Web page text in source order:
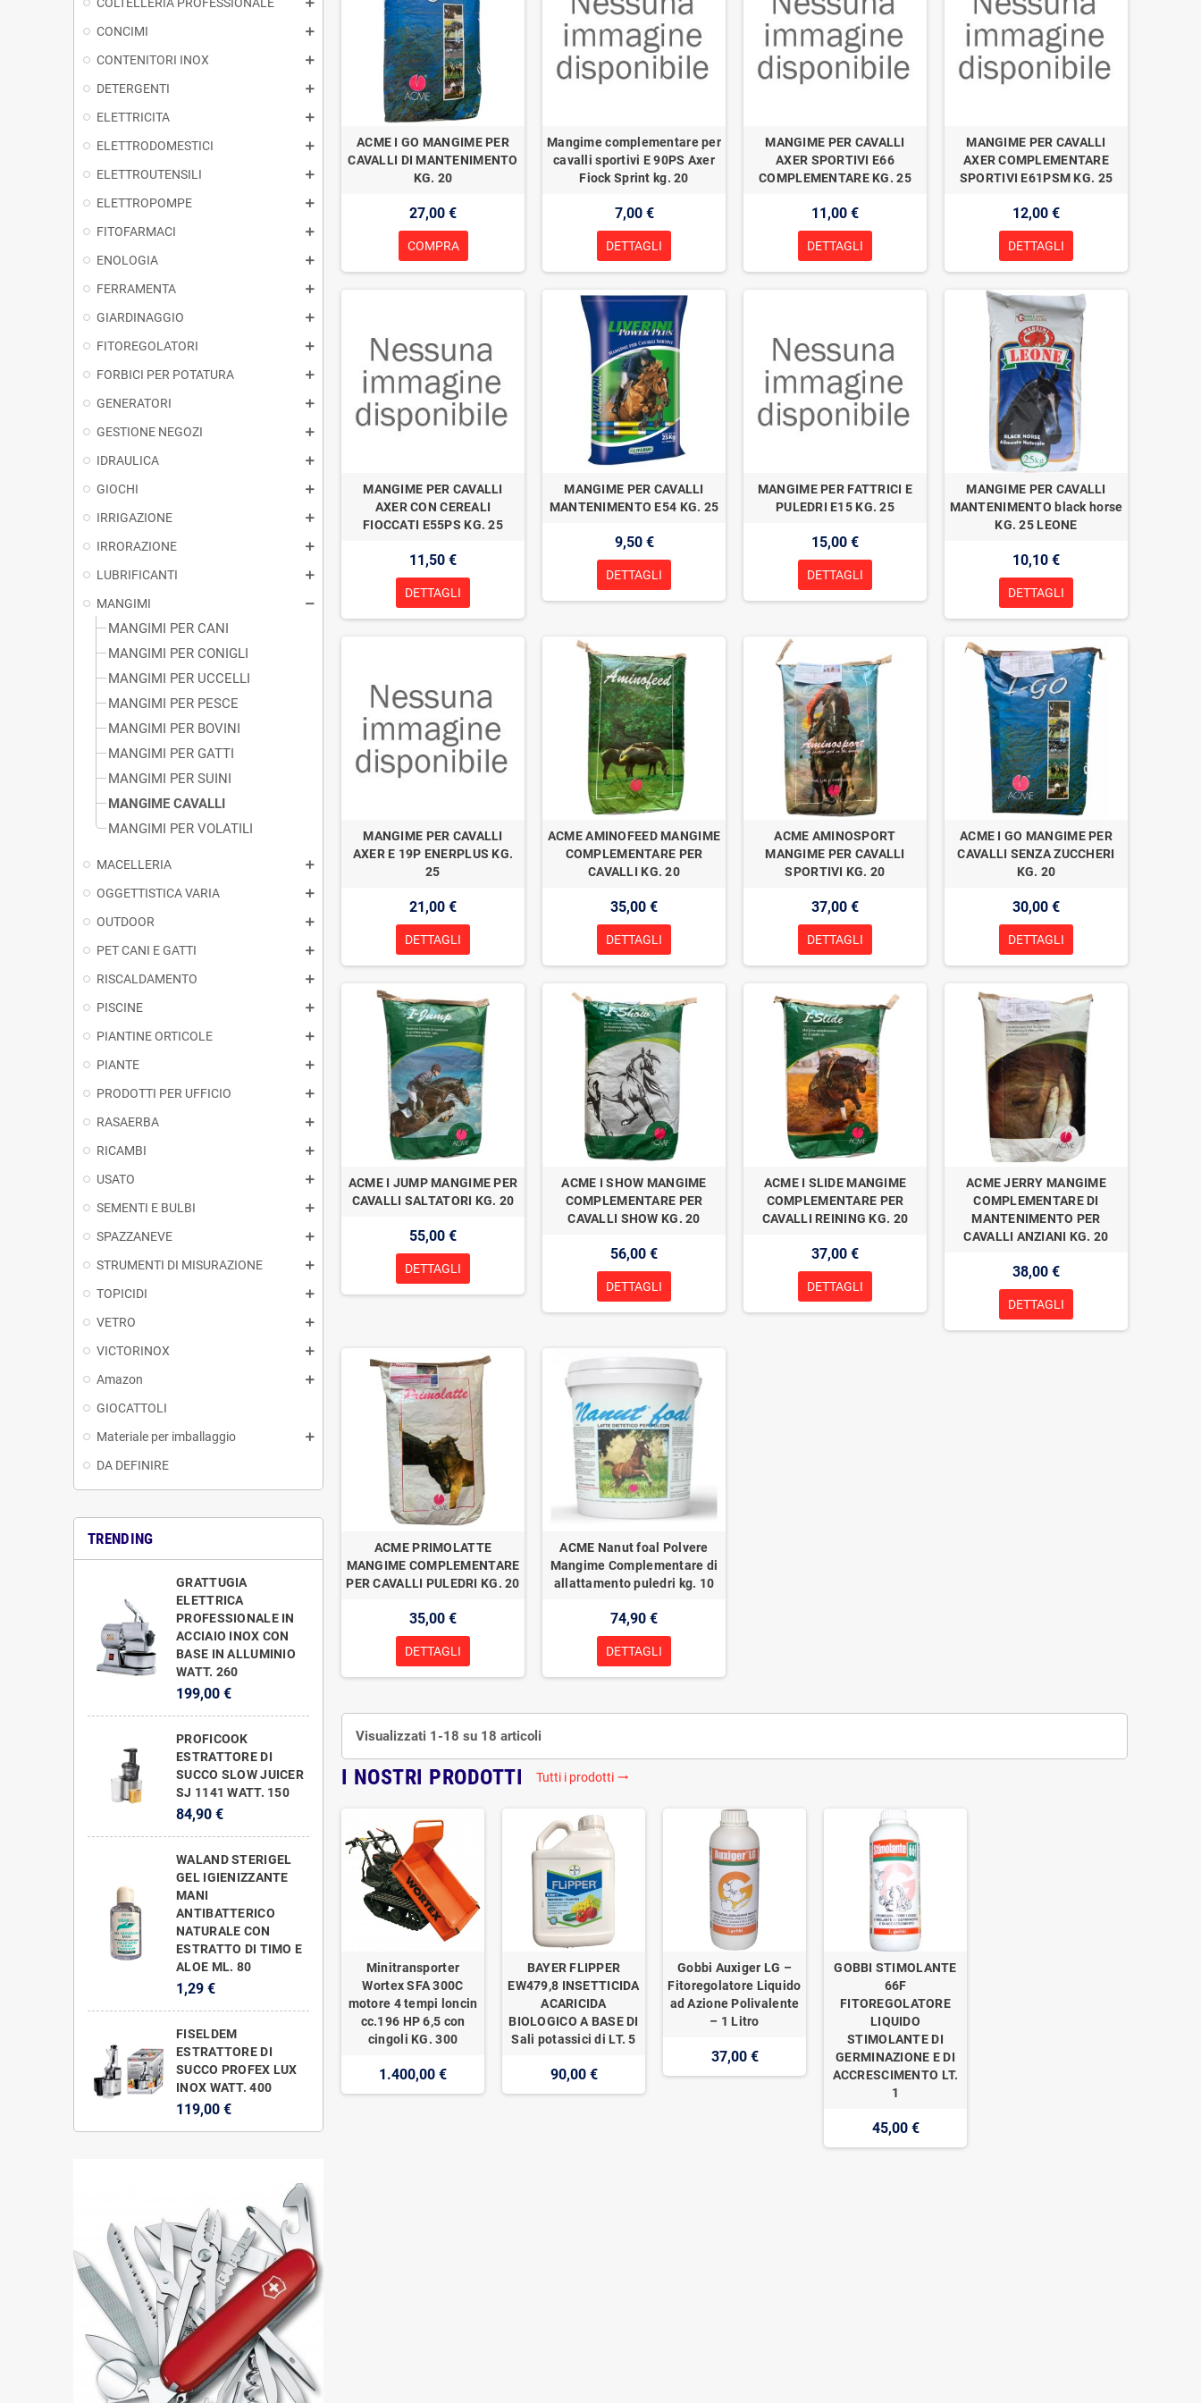
CONCIMI
CONTENITORI INOX
DETERGENTI
ELETTRICITA
ELETTRODOMESTICI
ELETTROUTENSILI
ELETTROPOMPE
FITOFARMACI
ENOLOGIA
FERRAMENTA
GIARDINAGGIO
FITOREGOLATORI
FORBICI PER POTATURA
GENERATORI
GESTIONE NEGOZI
IDRAULICA
GIOCHI
IRRIGAZIONE
IRRORAZIONE
LUBRIFICANTI
MANGIMI
MANGIMI PER CANI
MANGIMI PER CONIGLI
MANGIMI PER UCCELLI
MANGIMI PER PESCE
MANGIMI PER BOVINI
MANGIMI PER GATTI
MANGIMI PER SUINI
MANGIME CAVALLI
MANGIMI PER VOLATILI
MACELLERIA
OGGETTISTICA VARIA
OUTDOOR
PET CANI E GATTI
RISCALDAMENTO
PISCINE
PIANTINE ORTICOLE
PIANTE
PRODOTTI PER UFFICIO
RASAERBA
RICAMBI
USATO
SEMENTI E BULBI
SPAZZANEVE
STRUMENTI DI MISURAZIONE
TOPICIDI
VETRO
VICTORINOX
Amazon
GIOCATTOLI
Materiale per imballaggio
DA DEFINIRE
TRENDING
GRATTUGIA
ELETTRICA
PROFESSIONALE IN
ACCIAIO INOX CON
BASE IN ALLUMINIO
WATT. 260
199,00 €
PROFICOOK
ESTRATTORE DI
SUCCO SLOW JUICER
SJ 1141 WATT. 150
84,90 €
WALAND STERIGEL
GEL IGIENIZZANTE
MANI
ANTIBATTERICO
NATURALE CON
ESTRATTO DI TIMO E
ALOE ML. 80
1,29 €
FISELDEM
ESTRATTORE DI
SUCCO PROFEX LUX
INOX WATT. 400
119,00 €
ACME I GO MANGIME PER
CAVALLI DI MANTENIMENTO
KG. 20
27,00 €
COMPRA
Mangime complementare per
cavalli sportivi E 90PS Axer
Fiock Sprint kg. 20
7,00 €
DETTAGLI
MANGIME PER CAVALLI
AXER SPORTIVI E66
COMPLEMENTARE KG. 25
11,00 €
DETTAGLI
MANGIME PER CAVALLI
AXER COMPLEMENTARE
SPORTIVI E61PSM KG. 25
12,00 €
DETTAGLI
MANGIME PER CAVALLI
AXER CON CEREALI
FIOCCATI E55PS KG. 25
11,50 €
DETTAGLI
MANGIME PER CAVALLI
MANTENIMENTO E54 KG. 25
9,50 €
DETTAGLI
MANGIME PER FATTRICI E
PULEDRI E15 KG. 25
15,00 €
DETTAGLI
MANGIME PER CAVALLI
MANTENIMENTO black horse
KG. 25 LEONE
10,10 €
DETTAGLI
MANGIME PER CAVALLI
AXER E 19P ENERPLUS KG.
25
21,00 €
DETTAGLI
ACME AMINOFEED MANGIME
COMPLEMENTARE PER
CAVALLI KG. 20
35,00 €
DETTAGLI
ACME AMINOSPORT
MANGIME PER CAVALLI
SPORTIVI KG. 20
37,00 €
DETTAGLI
ACME I GO MANGIME PER
CAVALLI SENZA ZUCCHERI
KG. 20
30,00 €
DETTAGLI
ACME I JUMP MANGIME PER
CAVALLI SALTATORI KG. 20
55,00 €
DETTAGLI
ACME I SHOW MANGIME
COMPLEMENTARE PER
CAVALLI SHOW KG. 20
56,00 €
DETTAGLI
ACME I SLIDE MANGIME
COMPLEMENTARE PER
CAVALLI REINING KG. 20
37,00 €
DETTAGLI
ACME JERRY MANGIME
COMPLEMENTARE DI
MANTENIMENTO PER
CAVALLI ANZIANI KG. 20
38,00 €
DETTAGLI
ACME PRIMOLATTE
MANGIME COMPLEMENTARE
PER CAVALLI PULEDRI KG. 20
35,00 €
DETTAGLI
ACME Nanut foal Polvere
Mangime Complementare di
allattamento puledri kg. 10
74,90 €
DETTAGLI
Visualizzati 1-18 su 18 articoli
I NOSTRI PRODOTTI Tutti i prodotti trending_flat
Minitransporter
Wortex SFA 300C
motore 4 tempi loncin
cc.196 HP 6,5 con
cingoli KG. 300
1.400,00 €
BAYER FLIPPER
EW479,8 INSETTICIDA
ACARICIDA
BIOLOGICO A BASE DI
Sali potassici di LT. 5
90,00 €
Gobbi Auxiger LG –
Fitoregolatore Liquido
ad Azione Polivalente
– 1 Litro
37,00 €
GOBBI STIMOLANTE
66F
FITOREGOLATORE
LIQUIDO
STIMOLANTE DI
GERMINAZIONE E DI
ACCRESCIMENTO LT.
1
45,00 €